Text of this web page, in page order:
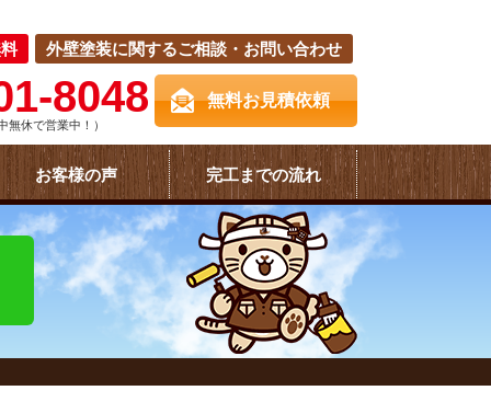
外壁塗装に関するご相談・お問い合わせ
8048
無休で営業中！）
無料お見積依頼
お客様の声 完工までの流れ